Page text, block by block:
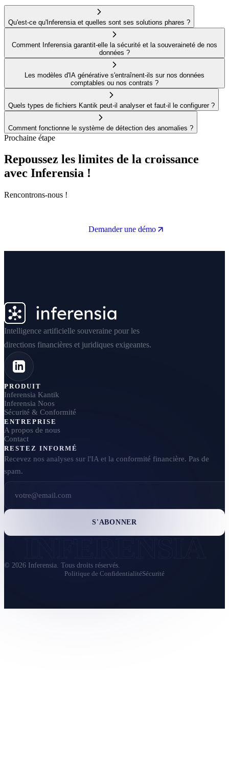
Qu'est-ce qu'Inferensia et quelles sont ses solutions phares ?
Comment Inferensia garantit-elle la sécurité et la souveraineté de nos
données ?
Les modèles d'IA générative s'entraînent-ils sur nos données
comptables ou nos contrats ?
Quels types de fichiers Kantik peut-il analyser et faut-il le configurer ?
Comment fonctionne le système de détection des anomalies ?
Prochaine étape
Repoussez les limites de la croissance
avec Inferensia !
Rencontrons-nous !
Demander une démo
Intelligence artificielle souveraine pour les
directions financières et juridiques exigeantes.
PRODUIT
Inferensia Kantik
Inferensia Noos
Sécurité & Conformité
ENTREPRISE
A propos de nous
Contact
RESTEZ INFORMÉ
Recevez nos analyses sur l'IA et la conformité financière. Pas de
spam.
S'ABONNER
© 2026 Inferensia. Tous droits réservés.
Politique de ConfidentialitéSécurité